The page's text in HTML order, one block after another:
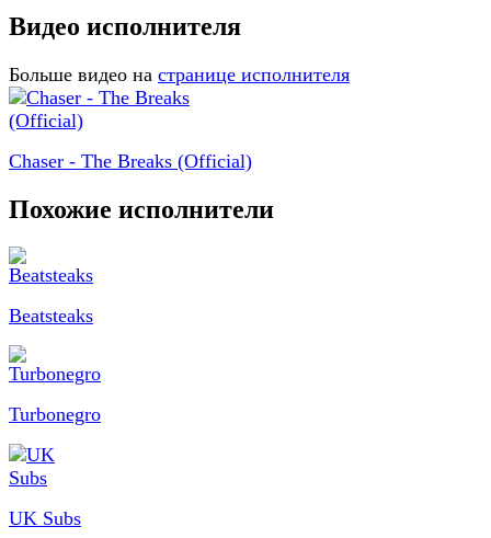
Видео исполнителя
Больше видео на странице исполнителя
Chaser - The Breaks (Official)
Похожие исполнители
Beatsteaks
Turbonegro
UK Subs